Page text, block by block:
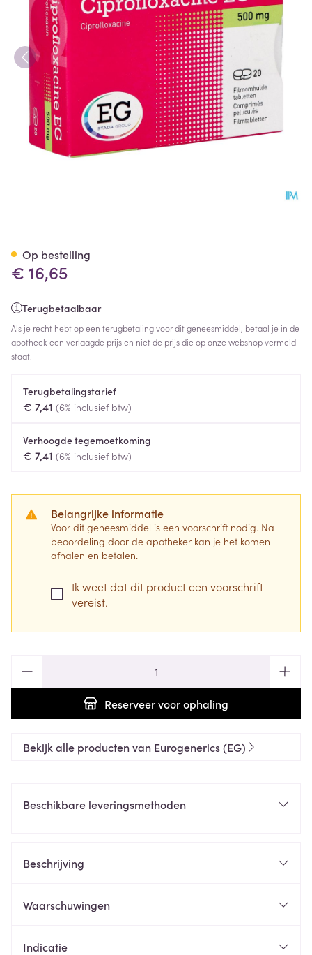
€ 16,65
Terugbetaalbaar
Als je recht hebt op een terugbetaling voor dit geneesmiddel, betaal je in de
apotheek een verlaagde prijs en niet de prijs die op onze webshop vermeld
staat.
Terugbetalingstarief
€ 7,41 (6% inclusief btw)
Verhoogde tegemoetkoming
€ 7,41 (6% inclusief btw)
Belangrijke informatie
Voor dit geneesmiddel is een voorschrift nodig. Na
beoordeling door de apotheker kan je het komen
afhalen en betalen.
Ik weet dat dit product een voorschrift
vereist.
Reserveervoor ophaling
Op bestelling
Bekijk alle producten van Eurogenerics (EG)
Beschikbare leveringsmethoden
Beschrijving
Waarschuwingen
Indicatie